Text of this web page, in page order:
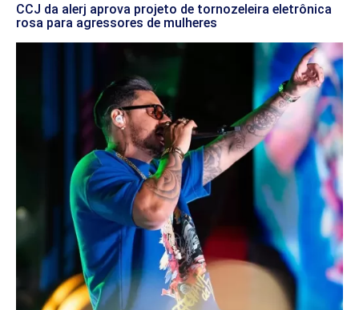
CCJ da alerj aprova projeto de tornozeleira eletrônica
rosa para agressores de mulheres